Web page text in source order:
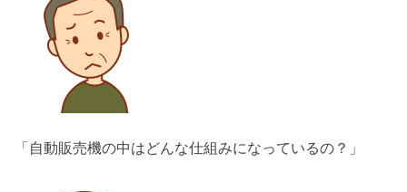
「自動販売機の中はどんな仕組みになっているの？」